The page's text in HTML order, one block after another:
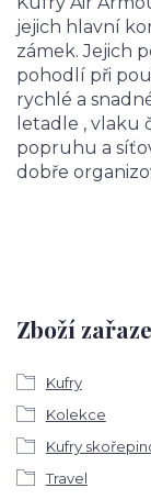
jejich hlavní
zámek. Jejich
pohodlí při
rychlé a
letadle , vlaku
popruhu a
dobře
Zboží
Kufry
Kolekce
Kufry
Travel